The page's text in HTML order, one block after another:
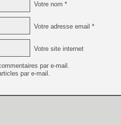
Votre nom *
Votre adresse email *
Votre site internet
par e-mail.
par e-mail.